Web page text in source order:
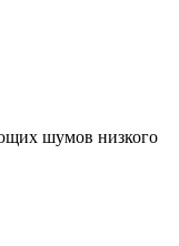
шумов низкого